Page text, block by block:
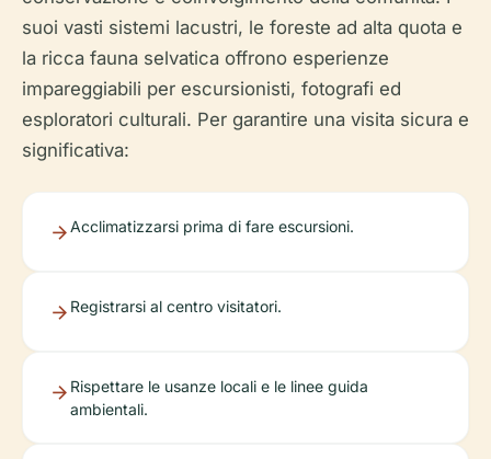
suoi vasti sistemi lacustri, le foreste ad alta quota e
la ricca fauna selvatica offrono esperienze
impareggiabili per escursionisti, fotografi ed
esploratori culturali. Per garantire una visita sicura e
significativa:
Acclimatizzarsi prima di fare escursioni.
Registrarsi al centro visitatori.
Rispettare le usanze locali e le linee guida
ambientali.